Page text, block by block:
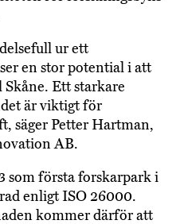
ur ett
en stor potential i att
Ett starkare
är viktigt för
säger Petter Hartman,
AB.
som första forskarpark i
enligt ISO 26000.
kommer därför att